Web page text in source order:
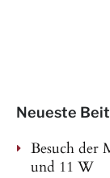
Neueste
Besuch der
und 11 W